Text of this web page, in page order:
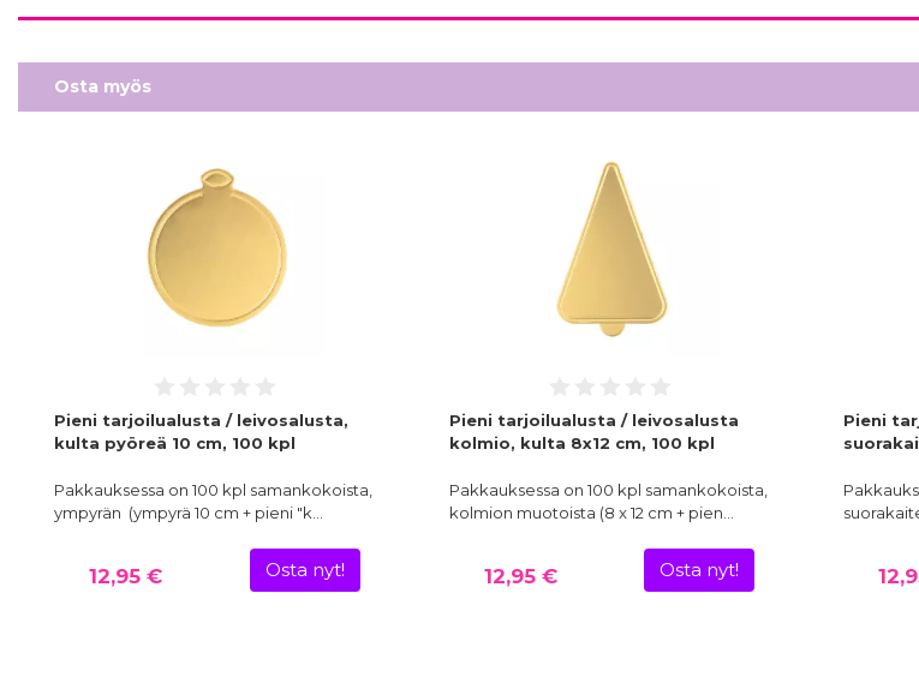
Osta myös
Pieni tarjoilualusta / leivosalusta,
kulta pyöreä 10 cm, 100 kpl
Pakkauksessa on 100 kpl samankokoista,
ympyrän (ympyrä 10 cm + pieni "k…
12,95 € Osta nyt!
Pieni tarjoilualusta / leivosalusta
kolmio, kulta 8x12 cm, 100 kpl
Pakkauksessa on 100 kpl samankokoista,
kolmion muotoista (8 x 12 cm + pien…
12,95 € Osta nyt!
Pieni